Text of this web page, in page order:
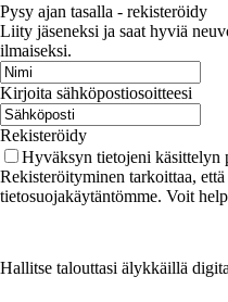
Pysy ajan tasalla - rekisteröidy
Liity jäseneksi ja saat hyviä
ilmaiseksi.
Kirjoita sähköpostiosoitteesi
Rekisteröidy
Hyväksyn tietojeni käsittelyn
Rekisteröityminen tarkoittaa,
tietosuojakäytäntömme. Voit
Hallitse talouttasi älykkäillä